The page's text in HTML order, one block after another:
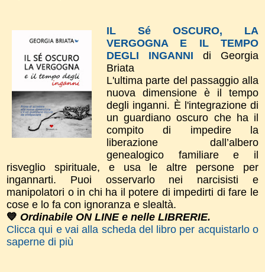
IL Sé OSCURO, LA
VERGOGNA E IL TEMPO
DEGLI INGANNI di Georgia
Briata
L'ultima parte del passaggio alla
nuova dimensione è il tempo
degli inganni. È l'integrazione di
un guardiano oscuro che ha il
compito di impedire la
liberazione dall’albero
genealogico familiare e il
risveglio spirituale, e usa le altre persone per
ingannarti. Puoi osservarlo nei narcisisti e
manipolatori o in chi ha il potere di impedirti di fare le
cose e lo fa con ignoranza e slealtà.
💙 Ordinabile ON LINE e nelle LIBRERIE.
Clicca qui e vai alla scheda del libro per acquistarlo o
saperne di più